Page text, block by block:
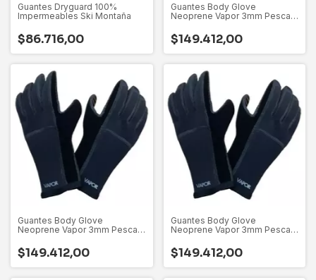
Guantes Dryguard 100%
Impermeables Ski Montaña
$86.716,00
Guantes Body Glove
Neoprene Vapor 3mm Pesca
$149.412,00
Guantes Body Glove
Neoprene Vapor 3mm Pesca
$149.412,00
Guantes Body Glove
Neoprene Vapor 3mm Pesca
$149.412,00